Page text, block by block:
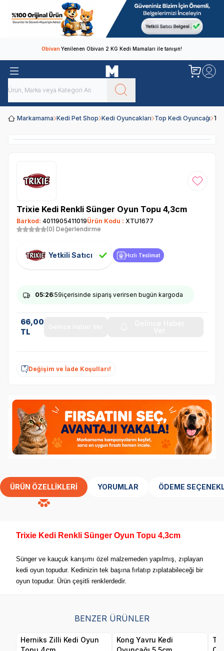
ObivanYenilenen Obivan 2 KG Kedi Mamaları ile tanışın!
Markamama Kedi Pet Shop Kedi Oyuncakları Top Kedi Oyuncağı
Favoriye
Trixie Kedi Renkli Sünger Oyun Topu 4,3cm
Barkod: 4011905411019Ürün Kodu : XTU1677
(0) Değerlendirme
Yetkili Satıcı Hızlı Teslimat
05:26:59içerisinde sipariş verirsen bugün kargoda
66,00
TL
Değişim ve İade Koşulları!
ÜRÜN ÖZELLIKLERI YORUMLAR ÖDEME
Trixie Kedi Renkli Sünger Oyun Topu 4,3cm
Sünger ve kauçuk karışımı özel malzemeden yapılmış, zıplayan
kedi oyun topudur. Kedinizin tek başına fırlatıp zıplatabileceği bir
oyun topudur. Ürün çeşitli renklerdedir.
BENZER ÜRÜNLER
Herniks Zilli Kedi Oyun
Kong Yavru Kedi